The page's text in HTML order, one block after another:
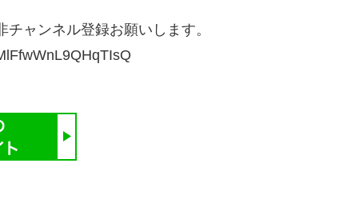
ャンネル登録お願いします。